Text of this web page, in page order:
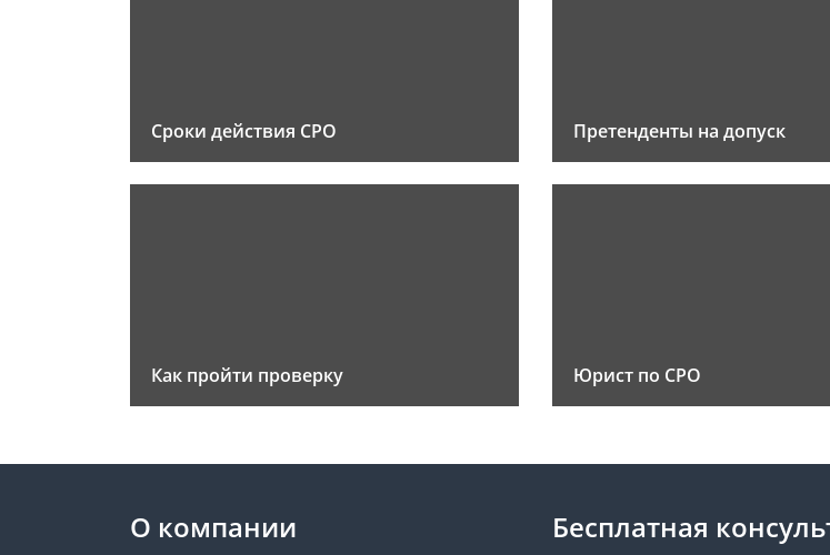
Сроки действия СРО Претенденты на допуск
Как пройти проверку Юрист по СРО
О компании Бесплатная